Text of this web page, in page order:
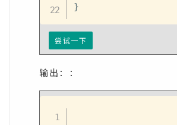
}
尝试一下
输出：：